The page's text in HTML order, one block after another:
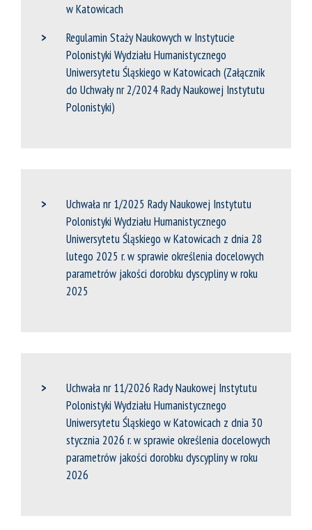
w Katowicach
Regulamin Staży Naukowych w Instytucie
Polonistyki Wydziału Humanistycznego
Uniwersytetu Śląskiego w Katowicach (Załącznik
do Uchwały nr 2/2024 Rady Naukowej Instytutu
Polonistyki)
Uchwała nr 1/2025 Rady Naukowej Instytutu
Polonistyki Wydziału Humanistycznego
Uniwersytetu Śląskiego w Katowicach z dnia 28
lutego 2025 r. w sprawie określenia docelowych
parametrów jakości dorobku dyscypliny w roku
2025
Uchwała nr 11/2026 Rady Naukowej Instytutu
Polonistyki Wydziału Humanistycznego
Uniwersytetu Śląskiego w Katowicach z dnia 30
stycznia 2026 r. w sprawie określenia docelowych
parametrów jakości dorobku dyscypliny w roku
2026